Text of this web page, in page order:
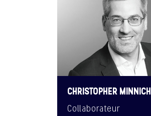
CHRISTOPHER MINNICH
Collaborateur